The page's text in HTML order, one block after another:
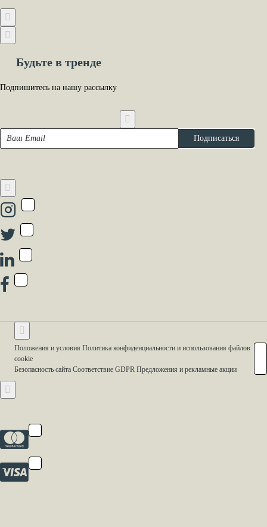
Будьте в тренде
Подпишитесь на нашу рассылку
Подписаться
Положения и условия Политика конфиденциальности и использования файлов
cookie
Безопасность сайта Соответствие GDPR Предложения и рекламные акции